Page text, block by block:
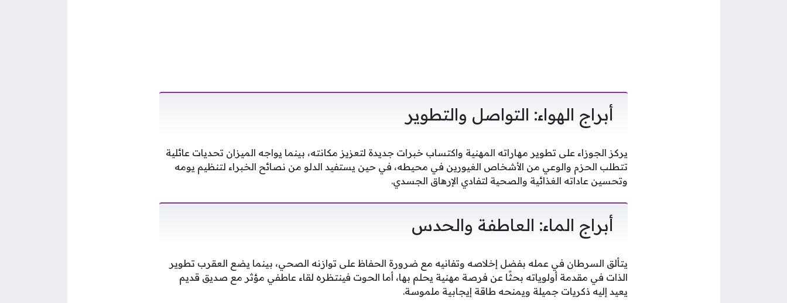
أبراج الهواء: التواصل والتطوير
يركز الجوزاء على تطوير مهاراته المهنية واكتساب خبرات جديدة لتعزيز مكانته، بينما يواجه الميزان تحديات عائلية
تتطلب الحزم والوعي من الأشخاص الغيورين في محيطه، في حين يستفيد الدلو من نصائح الخبراء لتنظيم يومه
وتحسين عاداته الغذائية والصحية لتفادي الإرهاق الجسدي.
أبراج الماء: العاطفة والحدس
يتألق السرطان في عمله بفضل إخلاصه وتفانيه مع ضرورة الحفاظ على توازنه الصحي، بينما يضع العقرب تطوير
الذات في مقدمة أولوياته بحثًا عن فرصة مهنية يحلم بها، أما الحوت فينتظره لقاء عاطفي مؤثر مع صديق قديم
يعيد إليه ذكريات جميلة ويمنحه طاقة إيجابية ملموسة.